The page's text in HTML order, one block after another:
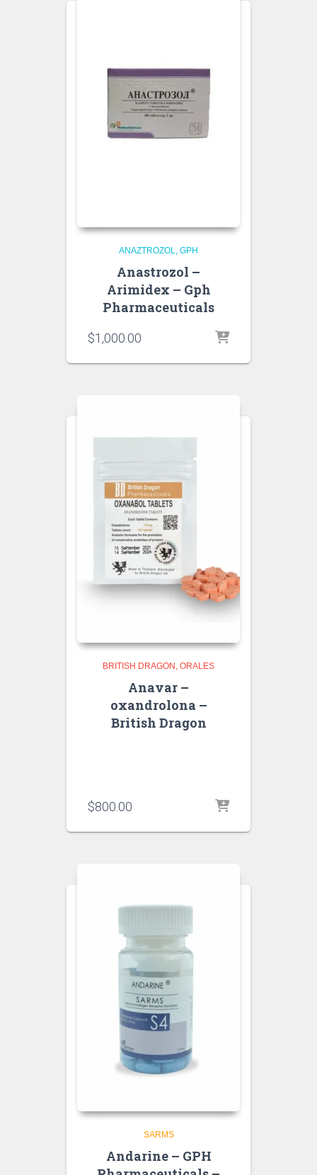
ANAZTROZOL GPH
Anastrozol –
Arimidex – Gph
Pharmaceuticals
$1,000.00
BRITISH DRAGON ORALES
Anavar –
oxandrolona –
British Dragon
$800.00
SARMS
Andarine – GPH